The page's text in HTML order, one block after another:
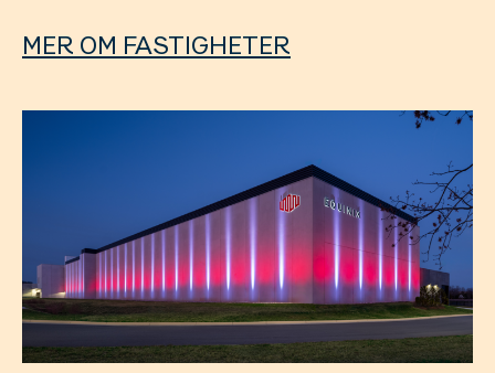
MER OM FASTIGHETER